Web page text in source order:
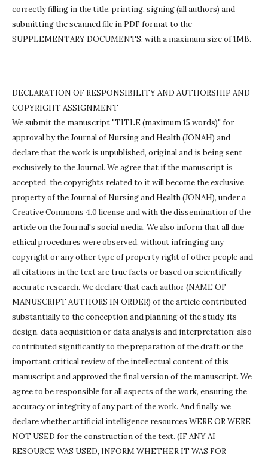
correctly filling in the title, printing, signing (all authors) and
submitting the scanned file in PDF format to the
SUPPLEMENTARY DOCUMENTS, with a maximum size of 1MB.
DECLARATION OF RESPONSIBILITY AND AUTHORSHIP AND
COPYRIGHT ASSIGNMENT
We submit the manuscript "TITLE (maximum 15 words)" for
approval by the Journal of Nursing and Health (JONAH) and
declare that the work is unpublished, original and is being sent
exclusively to the Journal. We agree that if the manuscript is
accepted, the copyrights related to it will become the exclusive
property of the Journal of Nursing and Health (JONAH), under a
Creative Commons 4.0 license and with the dissemination of the
article on the Journal's social media. We also inform that all due
ethical procedures were observed, without infringing any
copyright or any other type of property right of other people and
all citations in the text are true facts or based on scientifically
accurate research. We declare that each author (NAME OF
MANUSCRIPT AUTHORS IN ORDER) of the article contributed
substantially to the conception and planning of the study, its
design, data acquisition or data analysis and interpretation; also
contributed significantly to the preparation of the draft or the
important critical review of the intellectual content of this
manuscript and approved the final version of the manuscript. We
agree to be responsible for all aspects of the work, ensuring the
accuracy or integrity of any part of the work. And finally, we
declare whether artificial intelligence resources WERE OR WERE
NOT USED for the construction of the text. (IF ANY AI
RESOURCE WAS USED, INFORM WHETHER IT WAS FOR